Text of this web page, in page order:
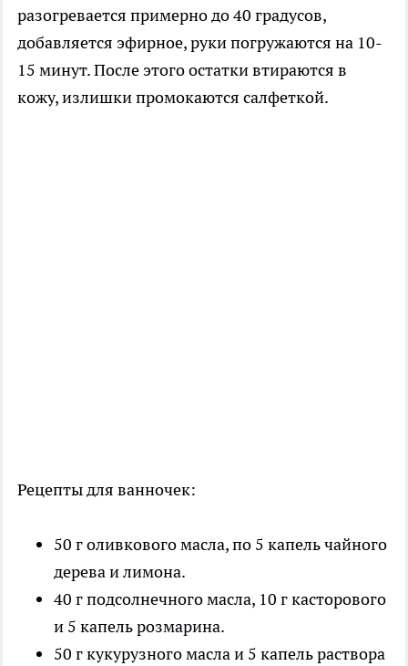
разогревается примерно до 40 градусов,
добавляется эфирное, руки погружаются на 10-
15 минут. После этого остатки втираются в
кожу, излишки промокаются салфеткой.
Рецепты для ванночек:
50 г оливкового масла, по 5 капель чайного
дерева и лимона.
40 г подсолнечного масла, 10 г касторового
и 5 капель розмарина.
50 г кукурузного масла и 5 капель раствора